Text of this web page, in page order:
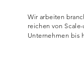
Wir arbeiten
reichen von
Unternehmen bis